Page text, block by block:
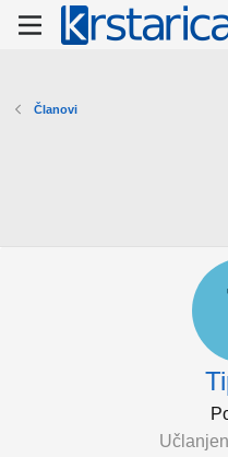
Članovi
Učlanjen